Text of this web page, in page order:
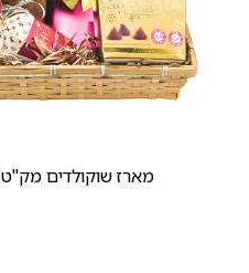
מארז שוקולדים מק"ט 580